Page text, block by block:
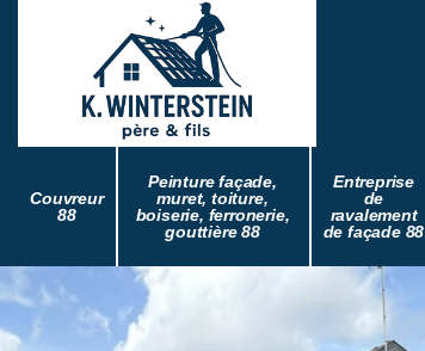
Couvreur
88
Peinture façade,
muret, toiture,
boiserie, ferronerie,
gouttière 88
Entreprise
de
ravalement
de façade 88